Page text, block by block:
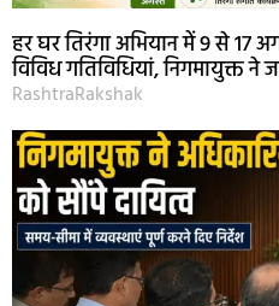
हर घर तिरंगा अभियान में 9 से 17
विविध गतिविधियां, निगमायुक्त
RashtraRakshak